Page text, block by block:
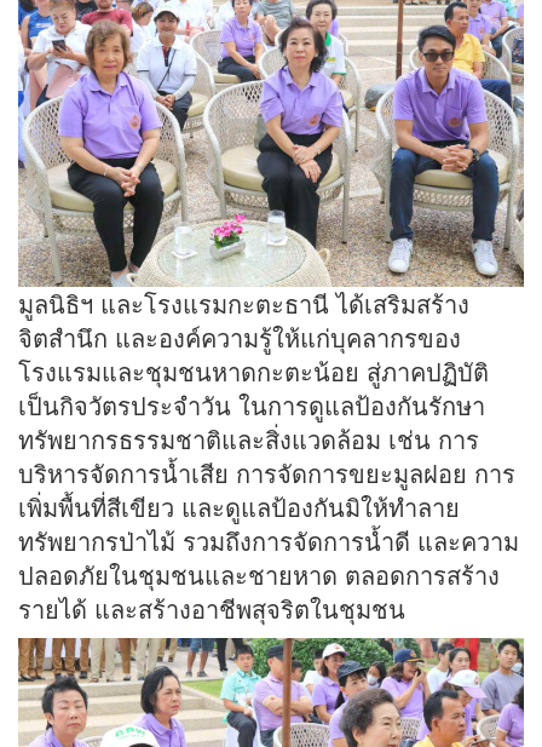
มูลนิธิฯ และโรงแรมกะตะธานี ได้เสริมสร้าง
จิตสำนึก และองค์ความรู้ให้แก่บุคลากรของ
โรงแรมและชุมชนหาดกะตะน้อย สู่ภาคปฏิบัติ
เป็นกิจวัตรประจำวัน ในการดูแลป้องกันรักษา
ทรัพยากรธรรมชาติและสิ่งแวดล้อม เช่น การ
บริหารจัดการน้ำเสีย การจัดการขยะมูลฝอย การ
เพิ่มพื้นที่สีเขียว และดูแลป้องกันมิให้ทำลาย
ทรัพยากรป่าไม้ รวมถึงการจัดการน้ำดี และความ
ปลอดภัยในชุมชนและชายหาด ตลอดการสร้าง
รายได้ และสร้างอาชีพสุจริตในชุมชน